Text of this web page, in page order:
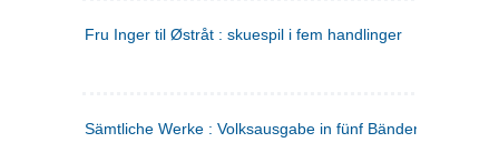
Fru Inger til Østråt : skuespil i fem handlinger
Sämtliche Werke : Volksausgabe in fünf Bänden